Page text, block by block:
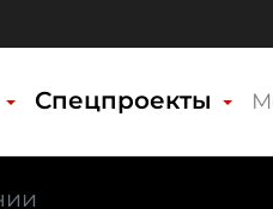
Спецпроекты